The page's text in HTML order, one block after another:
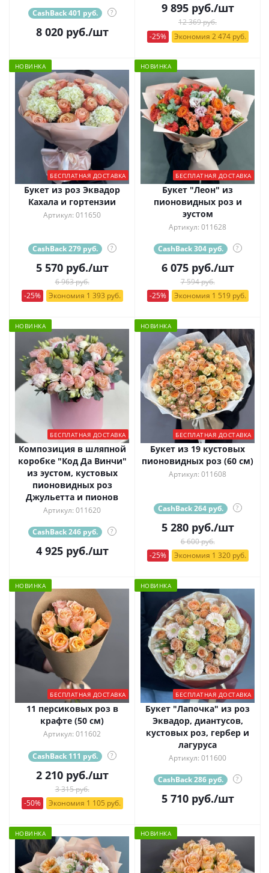
CashBack 401 руб. ?
8 020руб./шт
9 895руб./шт
12 369 руб.
-25%
Экономия 2 474 руб.
НОВИНКА
БЕСПЛАТНАЯ ДОСТАВКА
Букет из роз Эквадор
Кахала и гортензии
Артикул: 011650
CashBack 279 руб. ?
5 570руб./шт
6 963 руб.
-25%
Экономия 1 393 руб.
НОВИНКА
БЕСПЛАТНАЯ ДОСТАВКА
Букет "Леон" из
пионовидных роз и
эустом
Артикул: 011628
CashBack 304 руб. ?
6 075руб./шт
7 594 руб.
-25%
Экономия 1 519 руб.
НОВИНКА
БЕСПЛАТНАЯ ДОСТАВКА
Композиция в шляпной
коробке "Код Да Винчи"
из эустом, кустовых
пионовидных роз
Джульетта и пионов
Артикул: 011620
CashBack 246 руб. ?
4 925руб./шт
НОВИНКА
БЕСПЛАТНАЯ ДОСТАВКА
Букет из 19 кустовых
пионовидных роз (60 см)
Артикул: 011608
CashBack 264 руб. ?
5 280руб./шт
6 600 руб.
-25%
Экономия 1 320 руб.
НОВИНКА
БЕСПЛАТНАЯ ДОСТАВКА
11 персиковых роз в
крафте (50 см)
Артикул: 011602
CashBack 111 руб. ?
2 210руб./шт
3 315 руб.
-50%
Экономия 1 105 руб.
НОВИНКА
БЕСПЛАТНАЯ ДОСТАВКА
Букет "Лапочка" из роз
Эквадор, диантусов,
кустовых роз, гербер и
лагуруса
Артикул: 011600
CashBack 286 руб. ?
5 710руб./шт
НОВИНКА НОВИНКА